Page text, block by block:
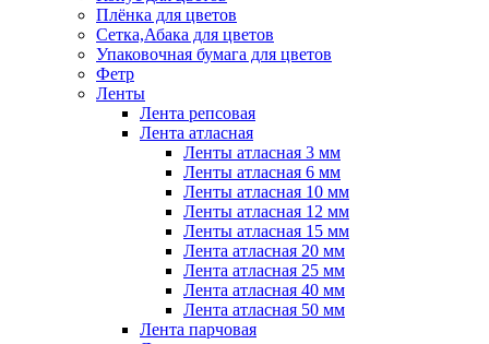
Плёнка для цветов
Сетка,Абака для цветов
Упаковочная бумага для цветов
Фетр
Ленты
Лента репсовая
Лента атласная
Ленты атласная 3 мм
Ленты атласная 6 мм
Ленты атласная 10 мм
Ленты атласная 12 мм
Ленты атласная 15 мм
Лента атласная 20 мм
Лента атласная 25 мм
Лента атласная 40 мм
Лента атласная 50 мм
Лента парчовая